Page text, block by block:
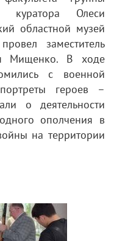
куратора Олеси
областной музей
заместитель
Мищенко. В ходе
с военной
героев –
о деятельности
ополчения в
на территории